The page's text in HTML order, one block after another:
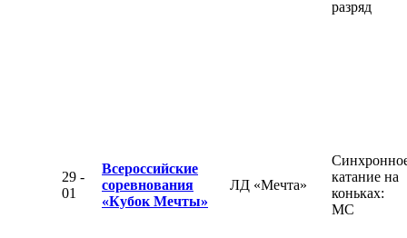
разряд
29 -
01
Всероссийские
соревнования
«Кубок Мечты»
ЛД «Мечта»
катание на
коньках:
МС